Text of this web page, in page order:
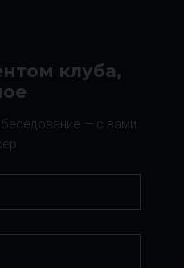
— с вами
клуба,